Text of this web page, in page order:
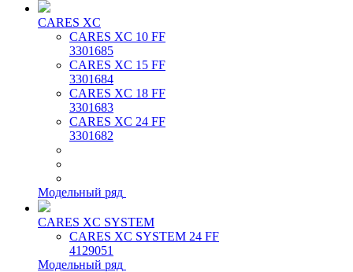
CARES XC
CARES XC 10 FF
3301685
CARES XC 15 FF
3301684
CARES XC 18 FF
3301683
CARES XC 24 FF
3301682
Модельный ряд
CARES XC SYSTEM
CARES XC SYSTEM 24 FF
4129051
Модельный ряд